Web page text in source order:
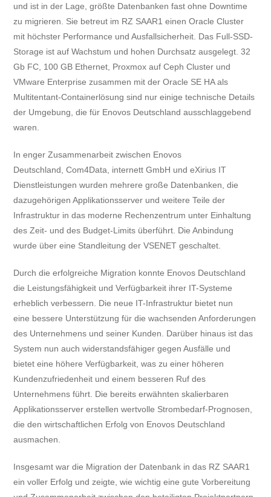
und ist in der Lage, größte Datenbanken fast ohne Downtime
zu migrieren. Sie betreut im RZ SAAR1 einen Oracle Cluster
mit höchster Performance und Ausfallsicherheit. Das Full-SSD-
Storage ist auf Wachstum und hohen Durchsatz ausgelegt. 32
Gb FC, 100 GB Ethernet, Proxmox auf Ceph Cluster und
VMware Enterprise zusammen mit der Oracle SE HA als
Multitentant-Containerlösung sind nur einige technische Details
der Umgebung, die für Enovos Deutschland ausschlaggebend
waren.
In enger Zusammenarbeit zwischen Enovos
Deutschland, Com4Data, internett GmbH und eXirius IT
Dienstleistungen wurden mehrere große Datenbanken, die
dazugehörigen Applikationsserver und weitere Teile der
Infrastruktur in das moderne Rechenzentrum unter Einhaltung
des Zeit- und des Budget-Limits überführt. Die Anbindung
wurde über eine Standleitung der VSENET geschaltet.
Durch die erfolgreiche Migration konnte Enovos Deutschland
die Leistungsfähigkeit und Verfügbarkeit ihrer IT-Systeme
erheblich verbessern. Die neue IT-Infrastruktur bietet nun
eine bessere Unterstützung für die wachsenden Anforderungen
des Unternehmens und seiner Kunden. Darüber hinaus ist das
System nun auch widerstandsfähiger gegen Ausfälle und
bietet eine höhere Verfügbarkeit, was zu einer höheren
Kundenzufriedenheit und einem besseren Ruf des
Unternehmens führt. Die bereits erwähnten skalierbaren
Applikationsserver erstellen wertvolle Strombedarf-Prognosen,
die den wirtschaftlichen Erfolg von Enovos Deutschland
ausmachen.
Insgesamt war die Migration der Datenbank in das RZ SAAR1
ein voller Erfolg und zeigte, wie wichtig eine gute Vorbereitung